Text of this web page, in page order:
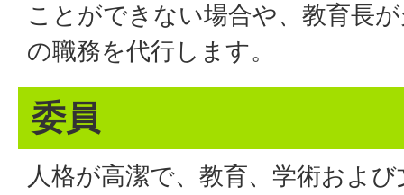
ことができない場合や、教育長
の職務を代行します。
委員
人格が高潔で、教育、学術およ